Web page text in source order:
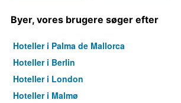
Byer, vores brugere søger efter
Hoteller i Palma de Mallorca
Hoteller i Berlin
Hoteller i London
Hoteller i Malmø